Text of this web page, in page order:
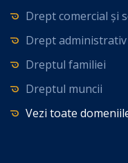
Drept comercial și
Drept administrativ
Dreptul familiei
Dreptul muncii
Vezi toate